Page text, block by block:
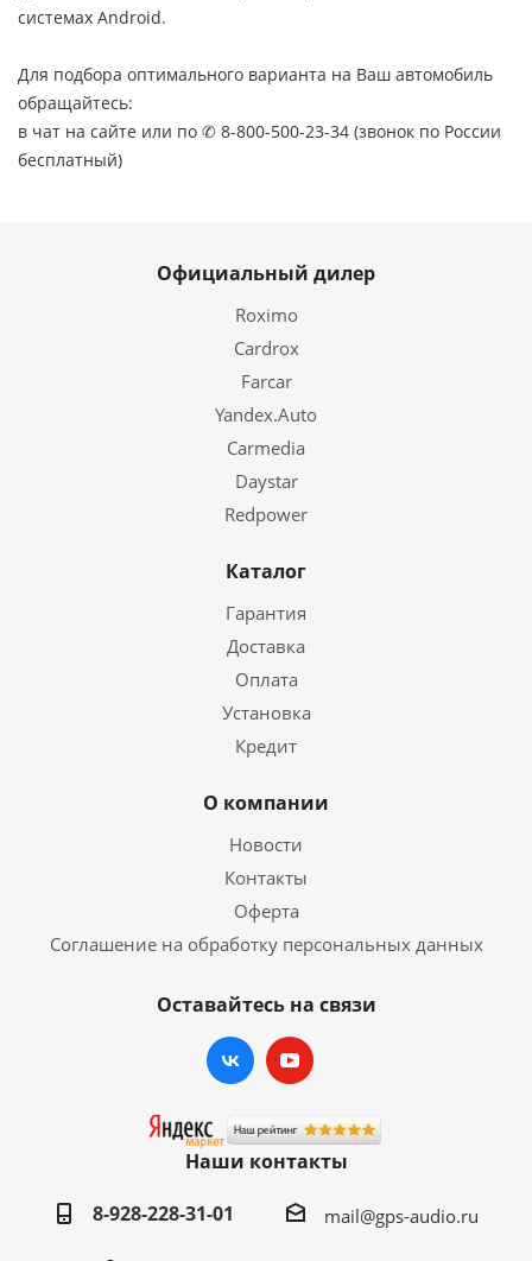
системах Android.
Для подбора оптимального варианта на Ваш автомобиль
обращайтесь:
в чат на сайте или по ✆ 8-800-500-23-34 (звонок по России
бесплатный)
Официальный дилер
Roximo
Cardrox
Farcar
Yandex.Auto
Carmedia
Daystar
Redpower
Каталог
Гарантия
Доставка
Оплата
Установка
Кредит
О компании
Новости
Контакты
Оферта
Соглашение на обработку персональных данных
Оставайтесь на связи
Наши контакты
8-928-228-31-01
mail@gps-audio.ru